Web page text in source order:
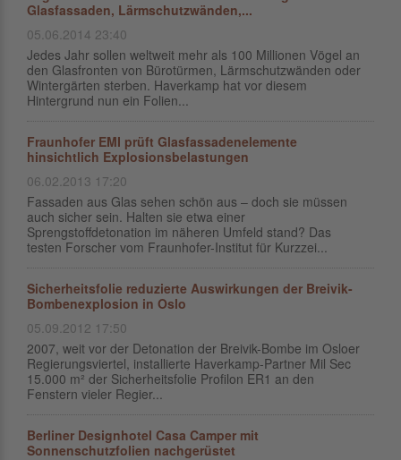
Glasfassaden, Lärmschutzwänden,...
05.06.2014 23:40
Jedes Jahr sollen weltweit mehr als 100 Millionen Vögel an
den Glas­fron­ten von Bürotürmen, Lärmschutzwänden oder
Wintergärten ster­ben. Haver­kamp hat vor diesem
Hintergrund nun ein Folien...
Fraunhofer EMI prüft Glasfassadenelemente
hinsichtlich Explosionsbelastungen
06.02.2013 17:20
Fassaden aus Glas sehen schön aus – doch sie müssen
auch sicher sein. Halten sie etwa einer
Sprengstoffdetonation im näheren Umfeld stand? Das
testen Forscher vom Fraunhofer-Institut für Kurzzei...
Sicherheitsfolie reduzierte Auswirkungen der Breivik-
Bombenexplosion in Oslo
05.09.2012 17:50
2007, weit vor der Detonation der Breivik-Bombe im Osloer
Regierungs­vier­tel, installierte Haverkamp-Partner Mil Sec
15.000 m² der Sicher­heits­folie Profilon ER1 an den
Fenstern vieler Regier...
Berliner Designhotel Casa Camper mit
Sonnenschutzfolien nachgerüstet